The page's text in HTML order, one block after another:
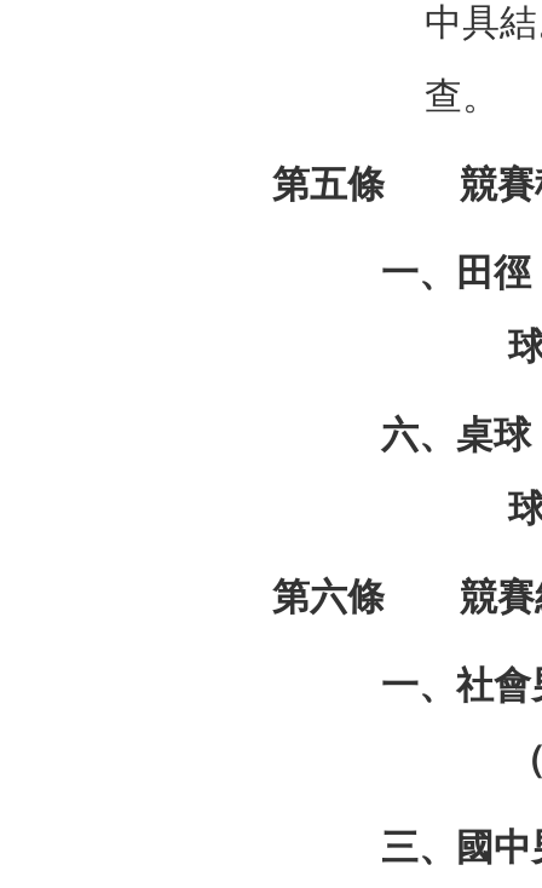
中具
查。
第五條 競賽
一、
六、桌
第六條 競賽
一、社
三、國